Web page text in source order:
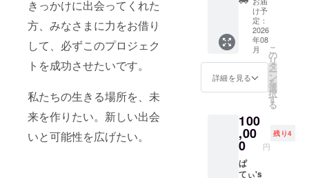
きっかけに出会ってくれた
方、みなさまに力をお借り
して、必ずこのプロジェク
トを成功させたいです。
私たちの生きる場所を、未
来を作りたい。新しい出会
いと可能性を広げたい。
ず備考
欄に掲
載を希
望され
るお名
前をご
記入く
につい
ては、
プロ
ジェク
ト終了
後にお
送りす
るメー
ルをご
ださ
い。 ※
イベン
ト開催
時期は
未定
ス秋葉
原のフ
ロアに
ブース
出展 (お
客様入
場ス
ペー
ス、物
アに面
する場
所に
ブース
出展) ※
イベン
け予
定：
2026
年08
月
詳細を見る
こ
の
リ
タ
ー
ン
を
選
択
す
る
100
,00
0 円
残り4
ぱ
てぃ's